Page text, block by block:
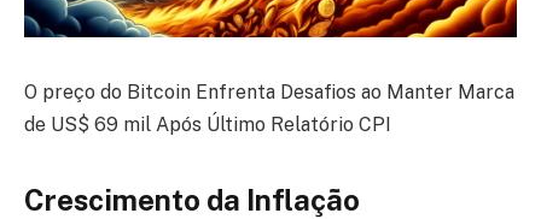
O preço do Bitcoin Enfrenta Desafios ao Manter Marca
de US$ 69 mil Após Último Relatório CPI
Crescimento da Inflação